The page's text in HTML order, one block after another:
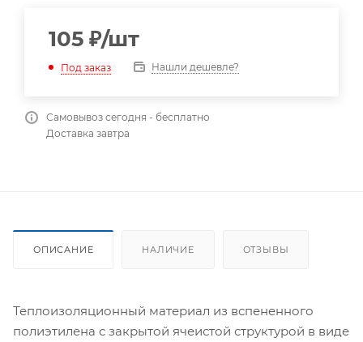
105 ₽/шт
Под заказ Нашли дешевле?
Самовывоз сегодня - бесплатно
Доставка завтра
ОПИСАНИЕ НАЛИЧИЕ ОТЗЫВЫ
Теплоизоляционный материал из вспененного
полиэтилена с закрытой ячеистой структурой в виде